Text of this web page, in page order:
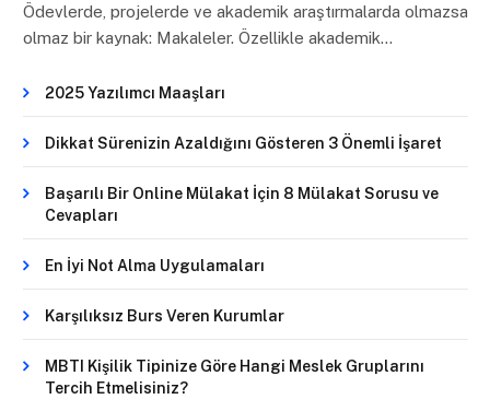
Ödevlerde, projelerde ve akademik araştırmalarda olmazsa
olmaz bir kaynak: Makaleler. Özellikle akademik…
2025 Yazılımcı Maaşları
Dikkat Sürenizin Azaldığını Gösteren 3 Önemli İşaret
Başarılı Bir Online Mülakat İçin 8 Mülakat Sorusu ve
Cevapları
En İyi Not Alma Uygulamaları
Karşılıksız Burs Veren Kurumlar
MBTI Kişilik Tipinize Göre Hangi Meslek Gruplarını
Tercih Etmelisiniz?